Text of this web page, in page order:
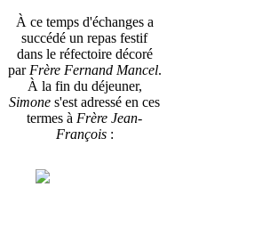
À ce temps d'échanges a
succédé un repas festif
dans le réfectoire décoré
par Frère Fernand Mancel.
À la fin du déjeuner,
Simone s'est adressé en ces
termes à Frère Jean-
François: